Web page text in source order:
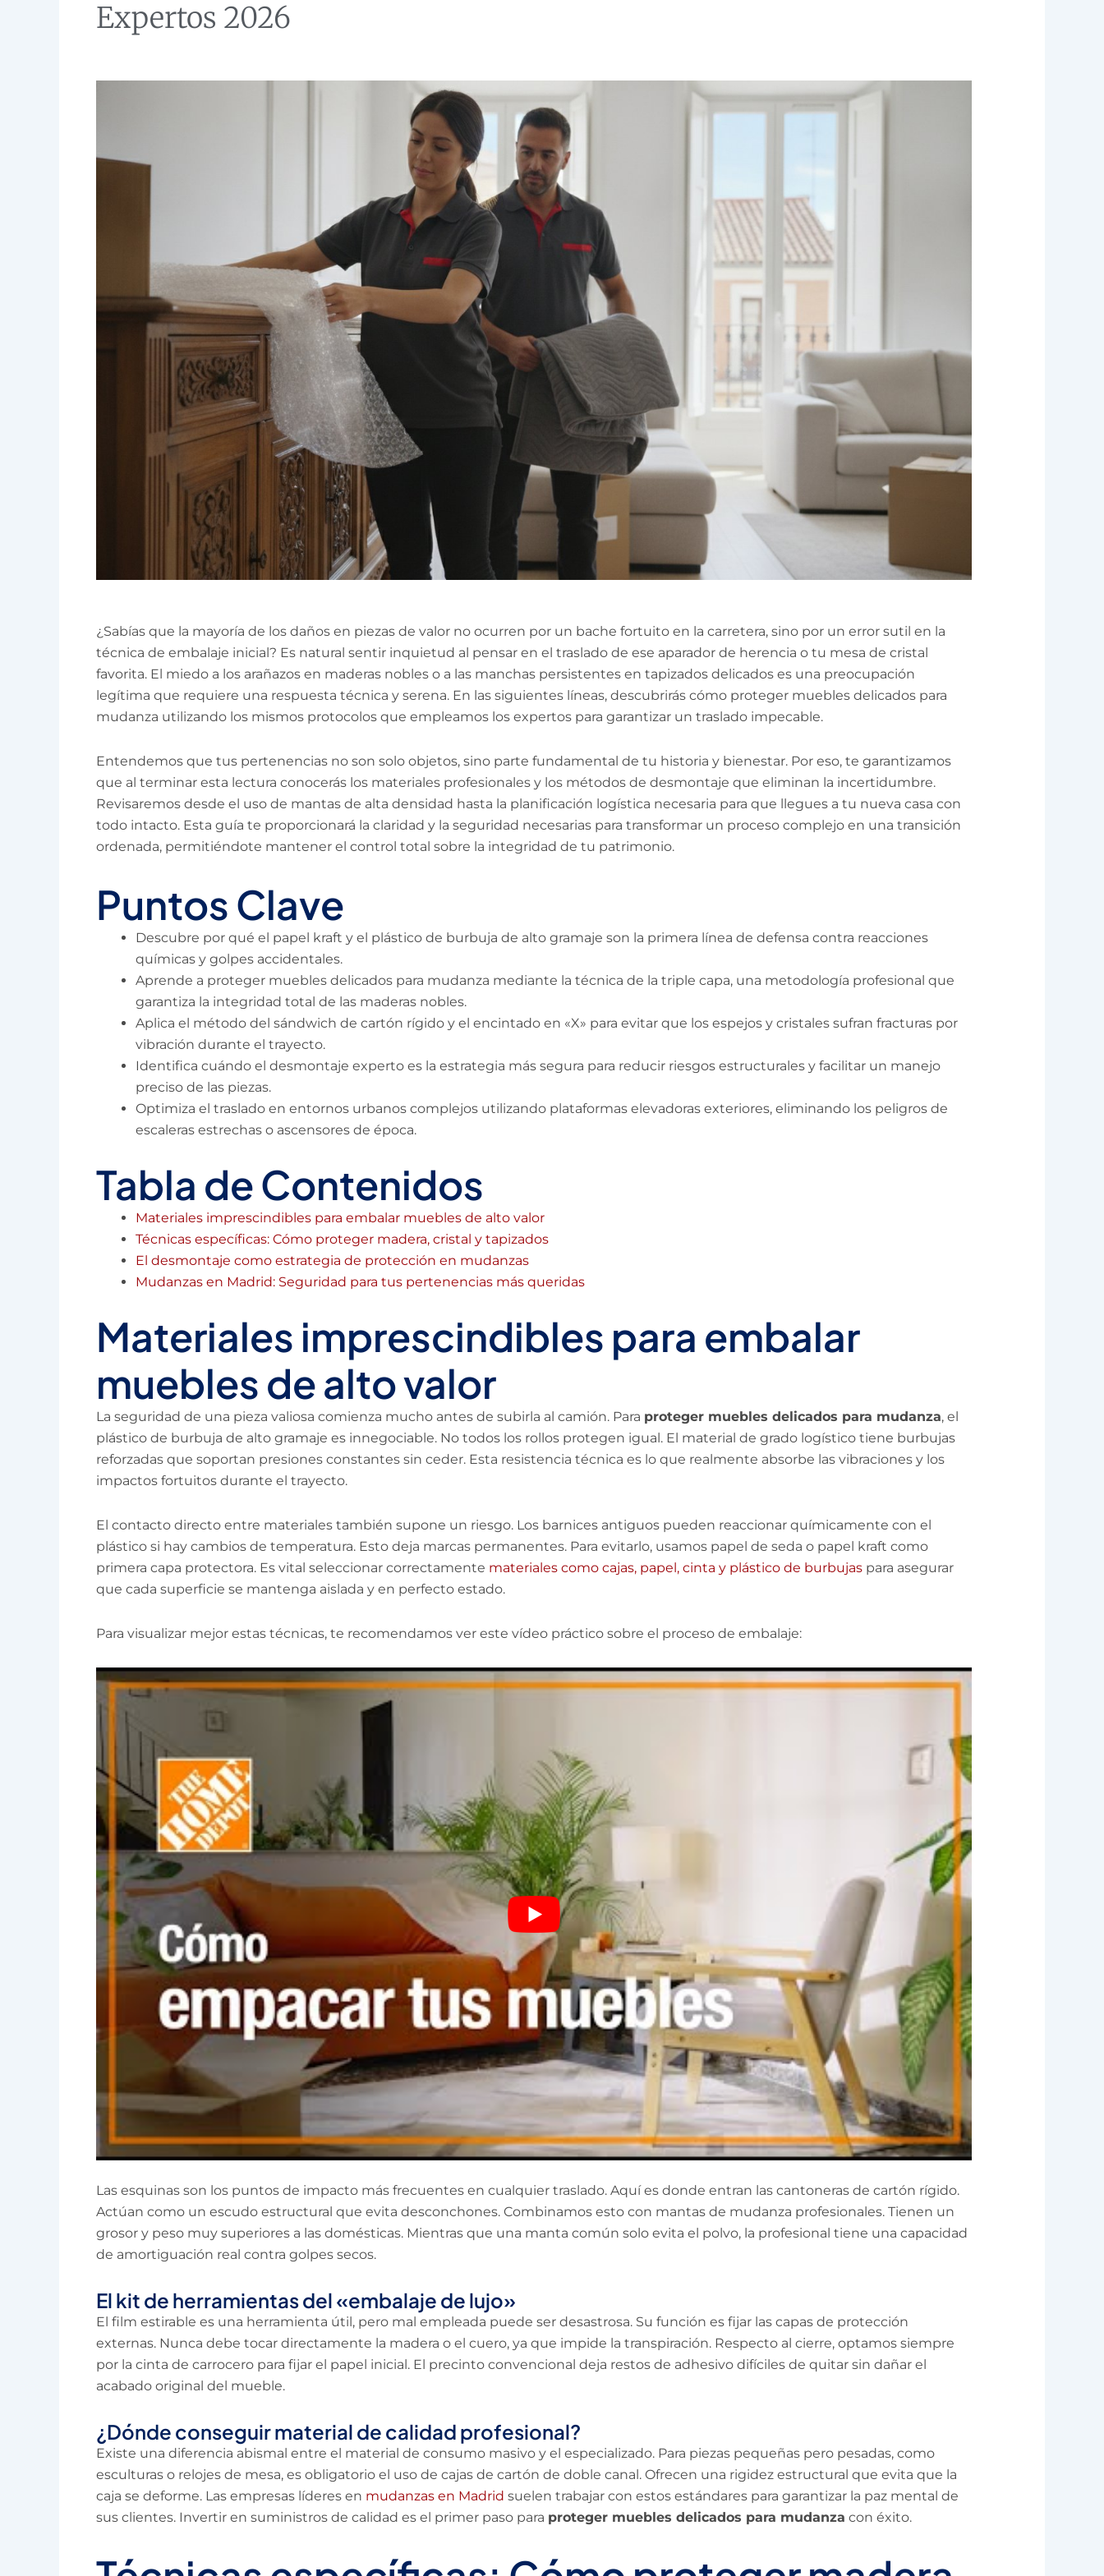
Expertos 2026
¿Sabías que la mayoría de los daños en piezas de valor no ocurren por un bache fortuito en la carretera, sino por un error sutil en la
técnica de embalaje inicial? Es natural sentir inquietud al pensar en el traslado de ese aparador de herencia o tu mesa de cristal
favorita. El miedo a los arañazos en maderas nobles o a las manchas persistentes en tapizados delicados es una preocupación
legítima que requiere una respuesta técnica y serena. En las siguientes líneas, descubrirás cómo proteger muebles delicados para
mudanza utilizando los mismos protocolos que empleamos los expertos para garantizar un traslado impecable.
Entendemos que tus pertenencias no son solo objetos, sino parte fundamental de tu historia y bienestar. Por eso, te garantizamos
que al terminar esta lectura conocerás los materiales profesionales y los métodos de desmontaje que eliminan la incertidumbre.
Revisaremos desde el uso de mantas de alta densidad hasta la planificación logística necesaria para que llegues a tu nueva casa con
todo intacto. Esta guía te proporcionará la claridad y la seguridad necesarias para transformar un proceso complejo en una transición
ordenada, permitiéndote mantener el control total sobre la integridad de tu patrimonio.
Puntos Clave
Descubre por qué el papel kraft y el plástico de burbuja de alto gramaje son la primera línea de defensa contra reacciones
químicas y golpes accidentales.
Aprende a proteger muebles delicados para mudanza mediante la técnica de la triple capa, una metodología profesional que
garantiza la integridad total de las maderas nobles.
Aplica el método del sándwich de cartón rígido y el encintado en «X» para evitar que los espejos y cristales sufran fracturas por
vibración durante el trayecto.
Identifica cuándo el desmontaje experto es la estrategia más segura para reducir riesgos estructurales y facilitar un manejo
preciso de las piezas.
Optimiza el traslado en entornos urbanos complejos utilizando plataformas elevadoras exteriores, eliminando los peligros de
escaleras estrechas o ascensores de época.
Tabla de Contenidos
Materiales imprescindibles para embalar muebles de alto valor
Técnicas específicas: Cómo proteger madera, cristal y tapizados
El desmontaje como estrategia de protección en mudanzas
Mudanzas en Madrid: Seguridad para tus pertenencias más queridas
Materiales imprescindibles para embalar
muebles de alto valor
La seguridad de una pieza valiosa comienza mucho antes de subirla al camión. Para proteger muebles delicados para mudanza, el
plástico de burbuja de alto gramaje es innegociable. No todos los rollos protegen igual. El material de grado logístico tiene burbujas
reforzadas que soportan presiones constantes sin ceder. Esta resistencia técnica es lo que realmente absorbe las vibraciones y los
impactos fortuitos durante el trayecto.
El contacto directo entre materiales también supone un riesgo. Los barnices antiguos pueden reaccionar químicamente con el
plástico si hay cambios de temperatura. Esto deja marcas permanentes. Para evitarlo, usamos papel de seda o papel kraft como
primera capa protectora. Es vital seleccionar correctamente materiales como cajas, papel, cinta y plástico de burbujas para asegurar
que cada superficie se mantenga aislada y en perfecto estado.
Para visualizar mejor estas técnicas, te recomendamos ver este vídeo práctico sobre el proceso de embalaje:
Las esquinas son los puntos de impacto más frecuentes en cualquier traslado. Aquí es donde entran las cantoneras de cartón rígido.
Actúan como un escudo estructural que evita desconchones. Combinamos esto con mantas de mudanza profesionales. Tienen un
grosor y peso muy superiores a las domésticas. Mientras que una manta común solo evita el polvo, la profesional tiene una capacidad
de amortiguación real contra golpes secos.
El kit de herramientas del «embalaje de lujo»
El film estirable es una herramienta útil, pero mal empleada puede ser desastrosa. Su función es fijar las capas de protección
externas. Nunca debe tocar directamente la madera o el cuero, ya que impide la transpiración. Respecto al cierre, optamos siempre
por la cinta de carrocero para fijar el papel inicial. El precinto convencional deja restos de adhesivo difíciles de quitar sin dañar el
acabado original del mueble.
¿Dónde conseguir material de calidad profesional?
Existe una diferencia abismal entre el material de consumo masivo y el especializado. Para piezas pequeñas pero pesadas, como
esculturas o relojes de mesa, es obligatorio el uso de cajas de cartón de doble canal. Ofrecen una rigidez estructural que evita que la
caja se deforme. Las empresas líderes en mudanzas en Madrid suelen trabajar con estos estándares para garantizar la paz mental de
sus clientes. Invertir en suministros de calidad es el primer paso para proteger muebles delicados para mudanza con éxito.